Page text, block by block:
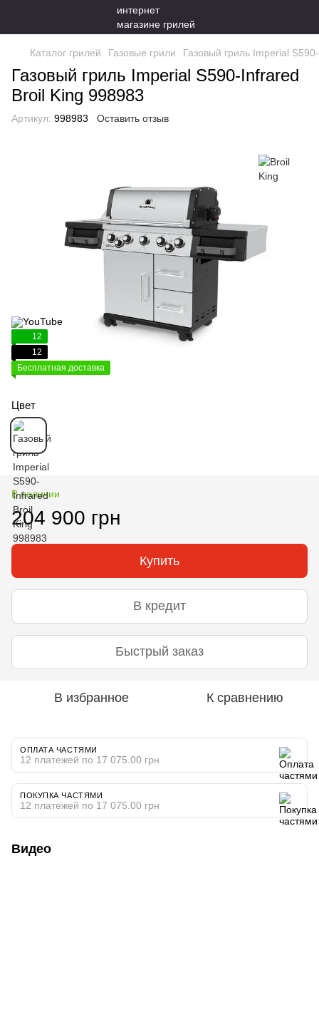
Каталог грилей Газовые грили Газовый гриль Imperial
Газовый гриль Imperial S590-Infrared
Broil King 998983
Артикул: 998983 Оставить отзыв
12
12
Бесплатная доставка
Цвет
В наличии
204 900 грн
Купить
В кредит
Быстрый заказ
В избранное К сравнению
ОПЛАТА ЧАСТЯМИ
12 платежей по 17 075.00 грн
ПОКУПКА ЧАСТЯМИ
12 платежей по 17 075.00 грн
Видео